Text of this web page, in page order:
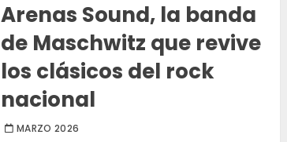
Arenas Sound, la banda
de Maschwitz que revive
los clásicos del rock
nacional
MARZO 2026